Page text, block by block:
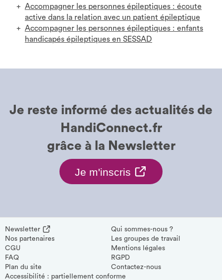
Accompagner les personnes épileptiques : écoute
active dans la relation avec un patient épileptique
Accompagner les personnes épileptiques : enfants
handicapés épileptiques en SESSAD
Je m'inscris
m'inscris
Newsletter.
S'ouvre
une
Je reste informé des actualités de
HandiConnect.fr
grâce à la Newsletter
Newsletter
à
dans
Qui sommes-nous ?
Nos partenaires
Les groupes de travail
CGU
Mentions légales
FAQ
RGPD
Plan du site
Contactez-nous
Accessibilité : partiellement conforme